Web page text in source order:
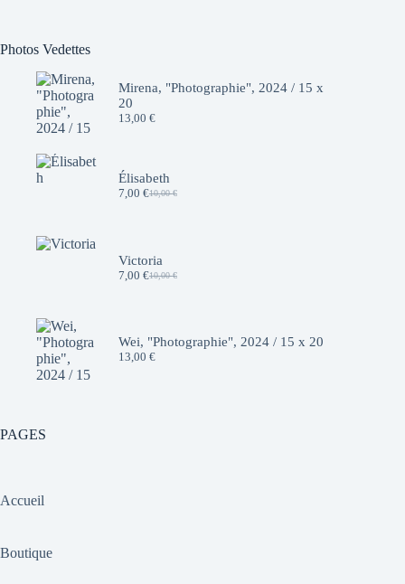
Photos Vedettes
Mirena, "Photographie", 2024 / 15 x
20
13,00 €
Élisabeth
10,00€
Le
10,00 €.
7,00 €Le
7,00 €.
Victoria
10,00€
Le
10,00 €.
7,00 €Le
7,00 €.
Wei, "Photographie", 2024 / 15 x 20
13,00 €
PAGES
Accueil
Boutique